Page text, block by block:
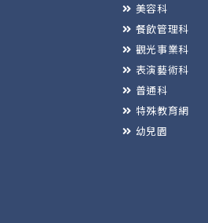
美容科
餐飲管理科
觀光事業科
表演藝術科
普通科
特殊教育網
幼兒園